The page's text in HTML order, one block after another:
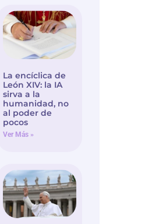
La encíclica de
León XIV: la IA
sirva a la
humanidad, no
al poder de
pocos
Ver Más »